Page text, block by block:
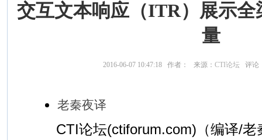
交互文本响应（ITR）展示全
量
2016-06-07 10:47:18 作者： 来源： CTI论坛 评论
老秦夜译
CTI论坛(ctiforum.com)（编译/老